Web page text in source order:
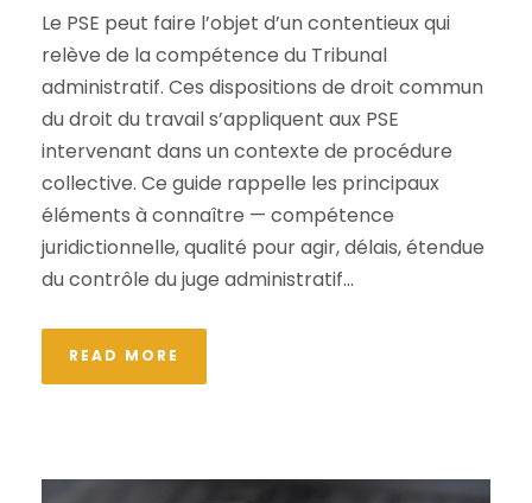
Le PSE peut faire l’objet d’un contentieux qui
relève de la compétence du Tribunal
administratif. Ces dispositions de droit commun
du droit du travail s’appliquent aux PSE
intervenant dans un contexte de procédure
collective. Ce guide rappelle les principaux
éléments à connaître — compétence
juridictionnelle, qualité pour agir, délais, étendue
du contrôle du juge administratif...
READ MORE